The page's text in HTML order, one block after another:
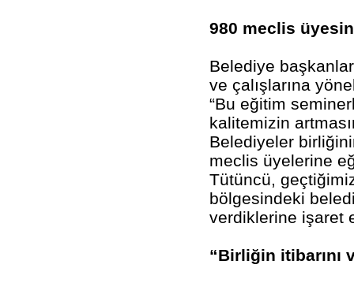
980 meclis
Belediye
ve çalışlarına
“Bu eğitim
kalitemizin
Belediyeler
meclis üyelerine
Tütüncü,
bölgesindeki
verdiklerine işaret
“Birliğin itibarını